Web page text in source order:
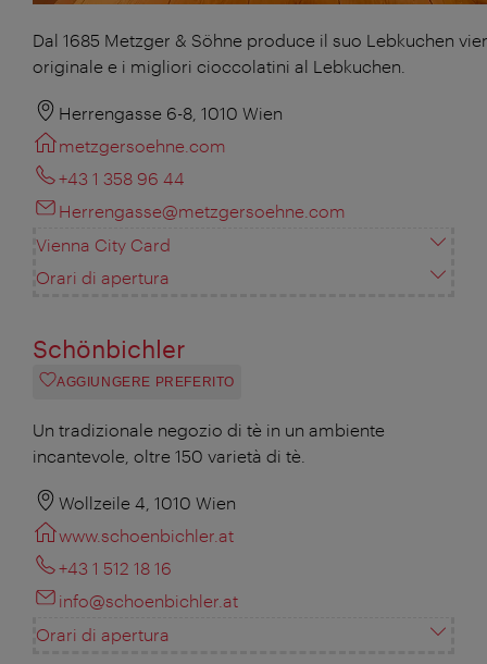
Dal 1685 Metzger & Söhne produce il suo Lebkuchen
originale e i migliori cioccolatini al Lebkuchen.
Herrengasse 6-8, 1010 Wien
metzgersoehne.com
+43 1 358 96 44
Herrengasse@metzgersoehne.com
Vienna City Card
Orari di apertura
Schönbichler
AGGIUNGERE PREFERITO
Un tradizionale negozio di tè in un ambiente
incantevole, oltre 150 varietà di tè.
Wollzeile 4, 1010 Wien
www.schoenbichler.at
+43 1 512 18 16
info@schoenbichler.at
Orari di apertura